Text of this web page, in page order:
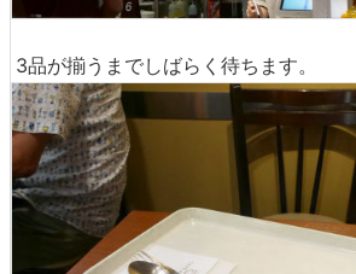
3品が揃うまでしばらく待ちます。